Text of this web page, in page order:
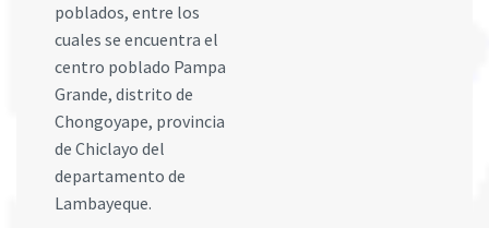
poblados, entre los
cuales se encuentra el
centro poblado Pampa
Grande, distrito de
Chongoyape, provincia
de Chiclayo del
departamento de
Lambayeque.